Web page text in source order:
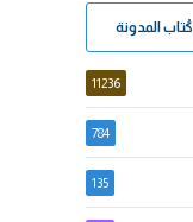
كُتاب المدونة
11236
784
135